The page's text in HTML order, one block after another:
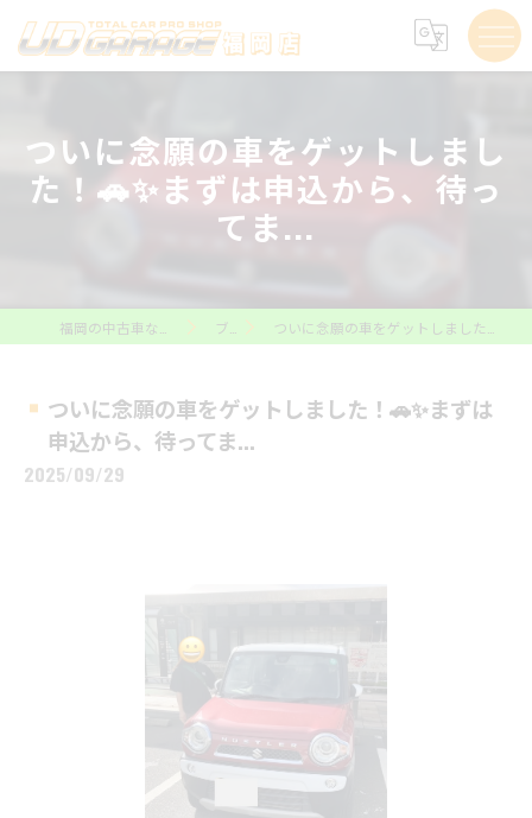
ついに念願の車をゲットしまし
た！🚗✨まずは申込から、待っ
てま...
ブログ ついに念願の車をゲットしました！🚗✨まずは申込から、待ってま...
ついに念願の車をゲットしました！🚗✨まずは
申込から、待ってま...
2025/09/29